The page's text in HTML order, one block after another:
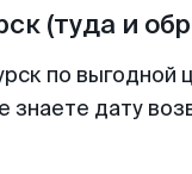
(туда и
по
знаете дату